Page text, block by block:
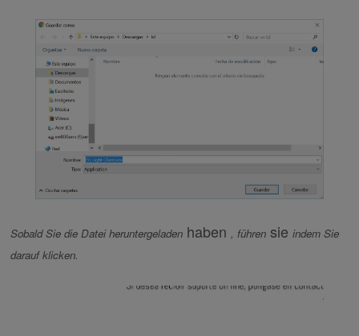
Sobald Sie die Datei heruntergeladen haben , führen sieindem Sie
darauf klicken.